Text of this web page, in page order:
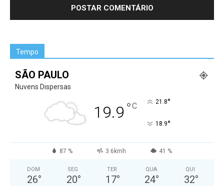
Tempo
SÃO PAULO
Nuvens Dispersas
19.9 °C 21.8°
18.9°
87 % 3.6kmh 41 %
DOM
26°
SEG
20°
TER
17°
QUA
24°
QUI
32°